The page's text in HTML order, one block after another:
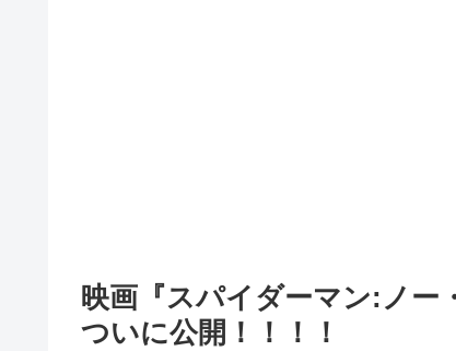
映画『スパイダーマン:ノー
ついに公開！！！！